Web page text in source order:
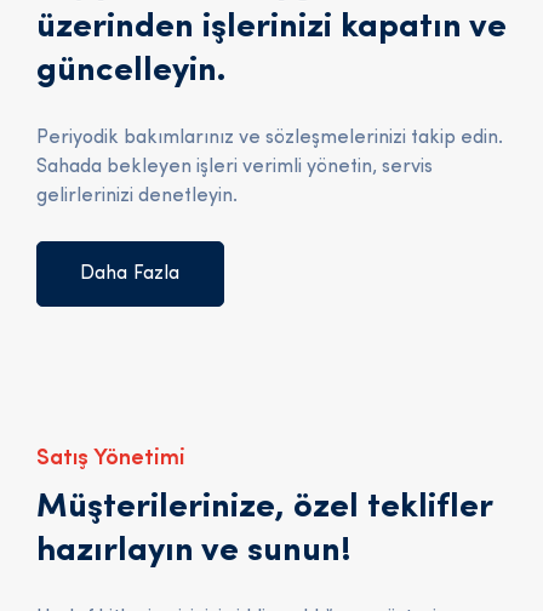
üzerinden işlerinizi kapatın ve
güncelleyin.
Periyodik bakımlarınız ve sözleşmelerinizi takip edin.
Sahada bekleyen işleri verimli yönetin, servis
gelirlerinizi denetleyin.
Daha Fazla
Satış Yönetimi
Müşterilerinize, özel teklifler
hazırlayın ve sunun!